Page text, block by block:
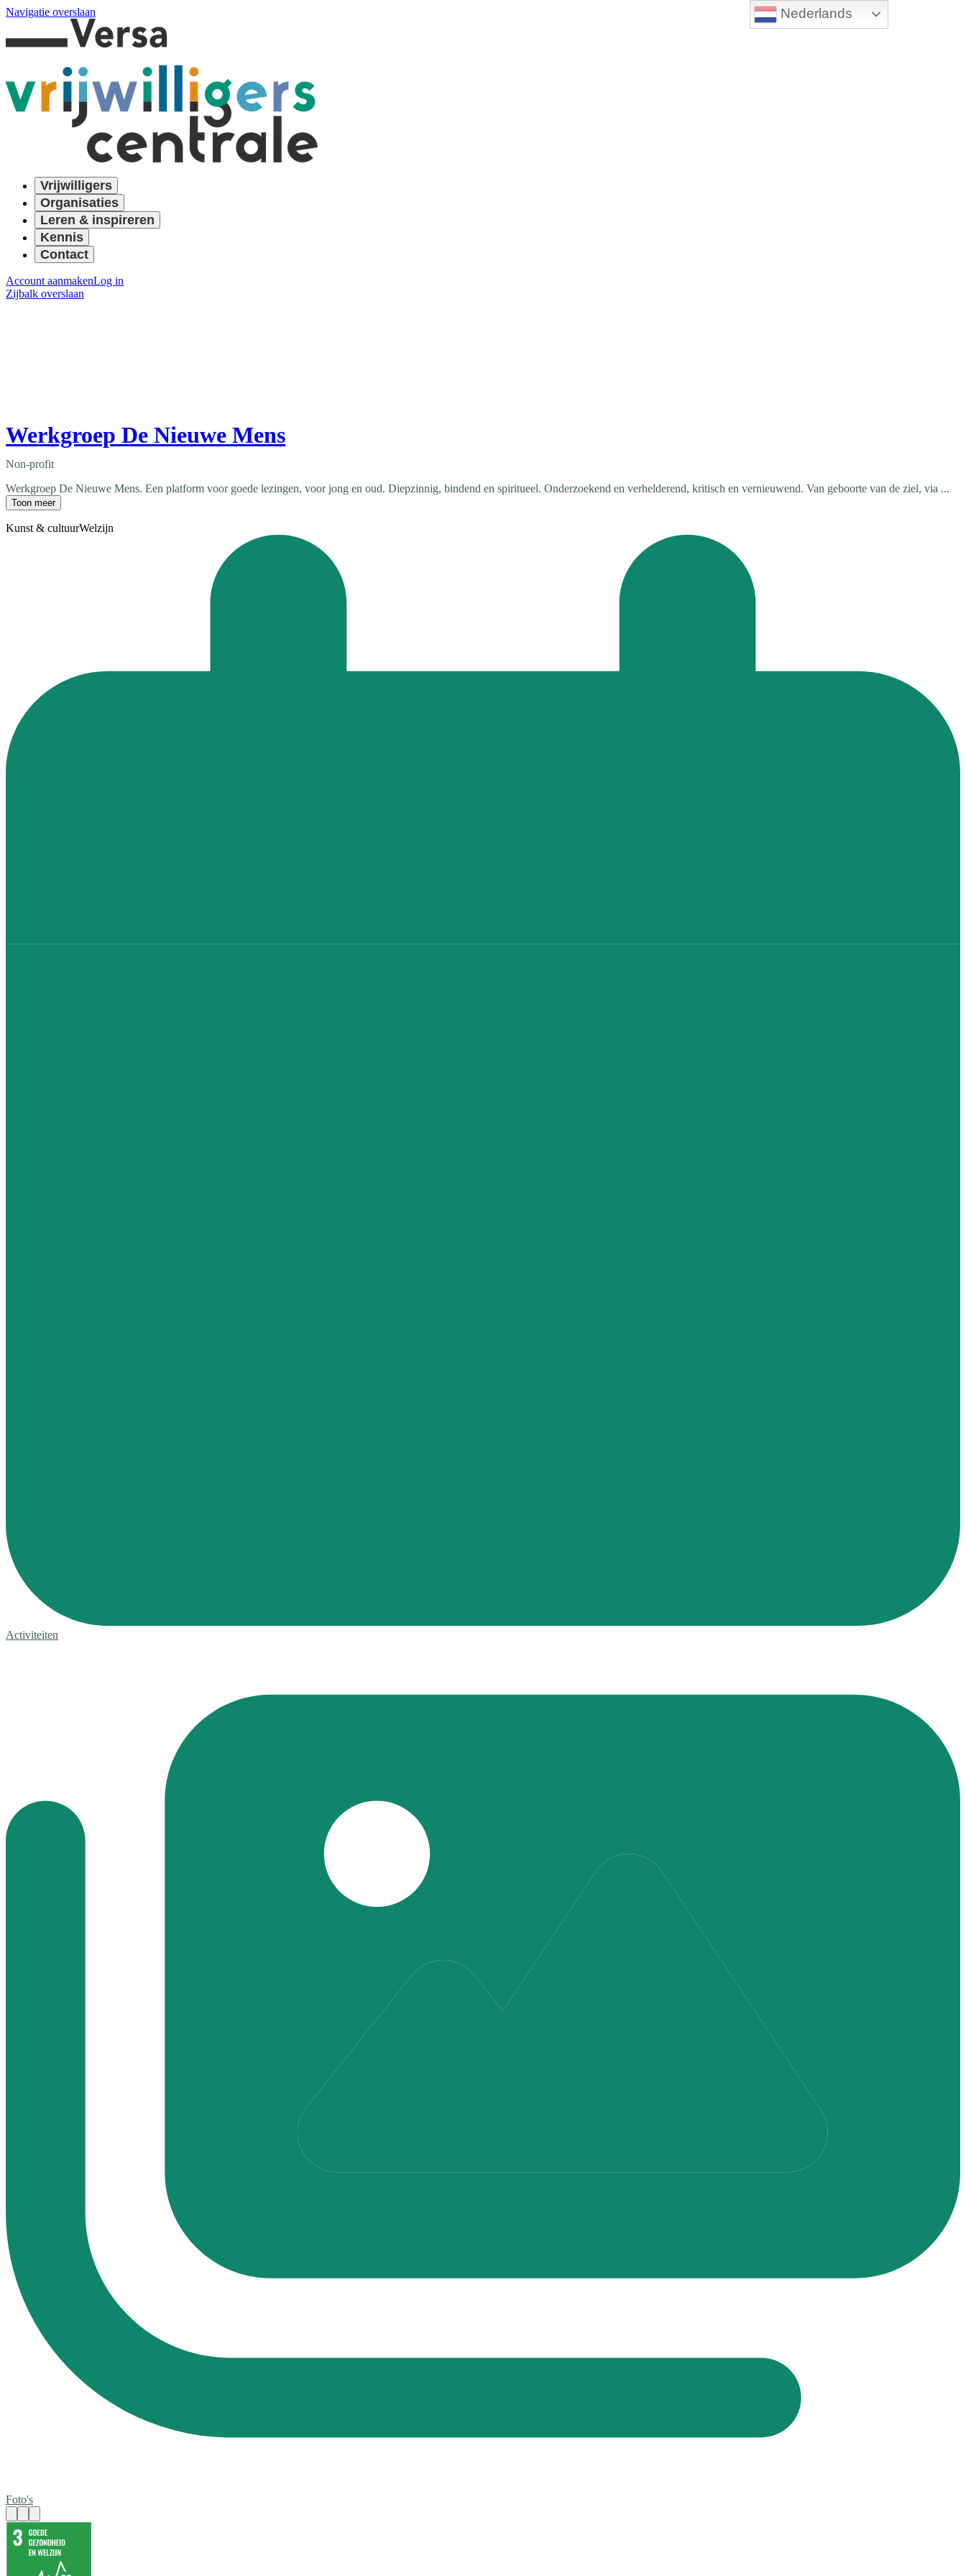
Nederlands
Navigatie overslaan
Vrijwilligers
Organisaties
Leren & inspireren
Kennis
Contact
Account aanmakenLog in
Zijbalk overslaan
Werkgroep De Nieuwe Mens
Non-profit
Werkgroep De Nieuwe Mens. Een platform voor goede lezingen, voor jong en oud. Diepzinnig, bindend en spiritueel. Onderzoekend en verhelderend, kritisch en vernieuwend. Van geboorte van de ziel, via ...
Toon meer
Kunst & cultuurWelzijn
Activiteiten
Foto's